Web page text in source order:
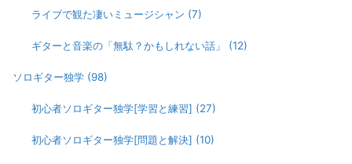
ライブで観た凄いミュージシャン (7)
ギターと音楽の「無駄？かもしれない話」 (12)
ソロギター独学 (98)
初心者ソロギター独学[学習と練習] (27)
初心者ソロギター独学[問題と解決] (10)